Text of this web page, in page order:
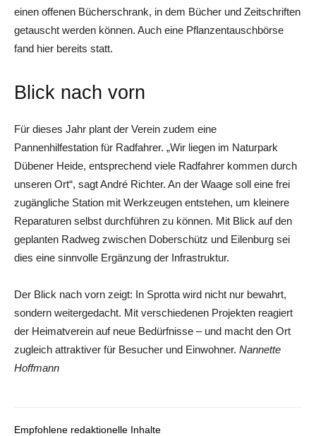
einen offenen Bücherschrank, in dem Bücher und Zeitschriften
getauscht werden können. Auch eine Pflanzentauschbörse
fand hier bereits statt.
Blick nach vorn
Für dieses Jahr plant der Verein zudem eine
Pannenhilfestation für Radfahrer. „Wir liegen im ­Naturpark
Dübener Heide, entsprechend viele Radfahrer kommen durch
unseren Ort“, sagt André Richter. An der Waage soll eine frei
zugängliche Station mit Werkzeugen entstehen, um kleinere
Reparaturen selbst durchführen zu können. Mit Blick auf den
geplanten Radweg zwischen Doberschütz und ­Eilenburg sei
dies eine sinnvolle Ergänzung der Infrastruktur.
Der Blick nach vorn zeigt: In Sprotta wird nicht nur bewahrt,
sondern weitergedacht. Mit verschiedenen Projekten reagiert
der Heimatverein auf neue Bedürfnisse – und macht den Ort
zugleich attraktiver für Besucher und Einwohner. Nannette
Hoffmann
Empfohlene redaktionelle Inhalte